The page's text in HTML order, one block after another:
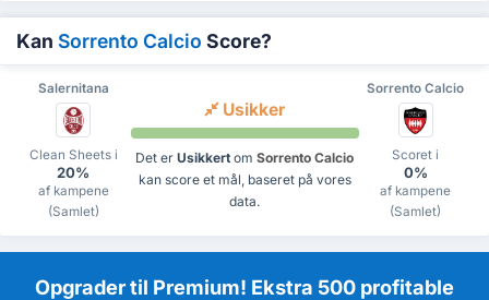
Kan Sorrento Calcio Score?
Salernitana Sorrento Calcio
Clean Sheets i
20%
af kampene
(Samlet)
Usikker
Det er Usikkert om Sorrento Calcio
kan score et mål, baseret på vores
data.
Scoret i
0%
af kampene
(Samlet)
Opgrader til Premium! Ekstra 500 profitable